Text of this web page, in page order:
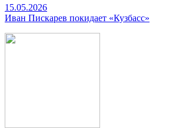
15.05.2026
Иван Пискарев покидает «Кузбасс»